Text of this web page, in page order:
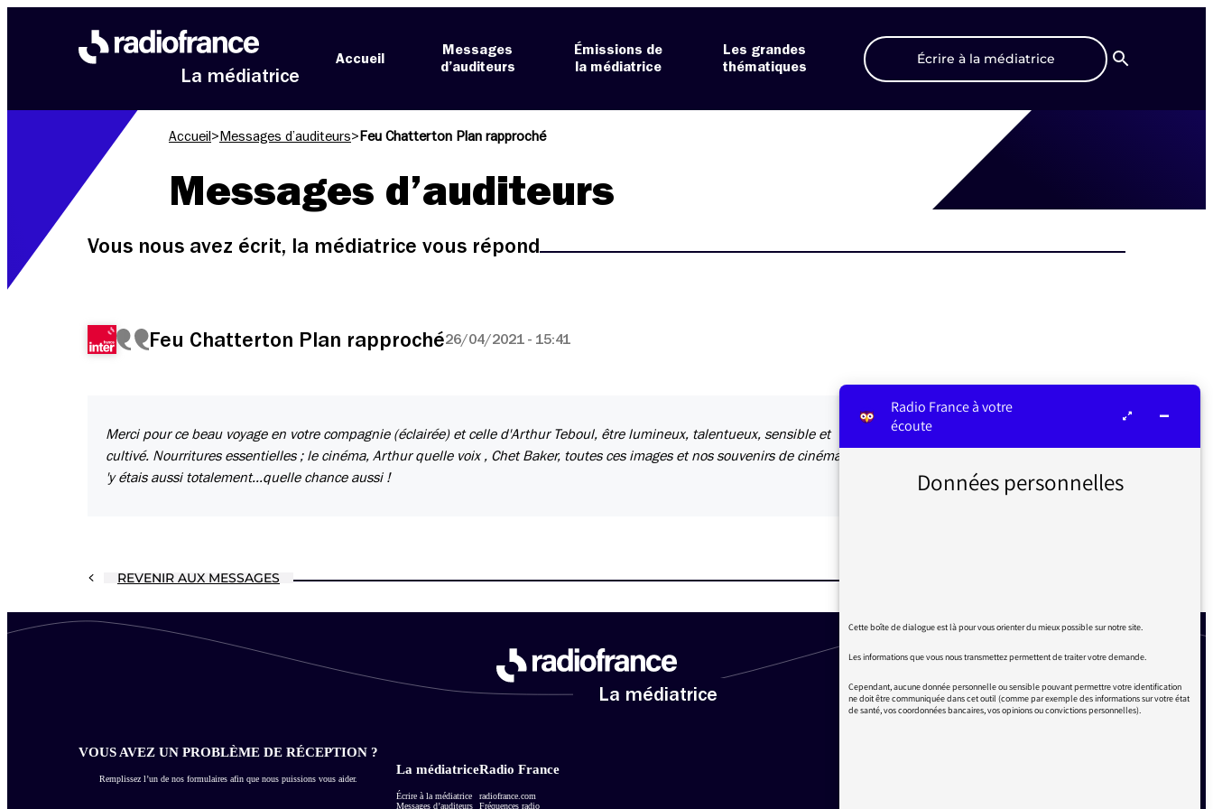
La médiatrice
Accueil
Messages
d’auditeurs
Émissions de
la médiatrice
Les grandes
thématiques
Écrire à la médiatrice
Recherche
Accueil > Messages d’auditeurs> Feu Chatterton Plan rapproché
Messages d’auditeurs
Vous nous avez écrit, la médiatrice vous répond
Feu Chatterton Plan rapproché26/04/2021 - 15:41
Merci pour ce beau voyage en votre compagnie (éclairée) et celle d'Arthur Teboul, être lumineux, talentueux, sensible et
cultivé. Nourritures essentielles ; le cinéma, Arthur quelle voix , Chet Baker, toutes ces images et nos souvenirs de cinéma. J
'y étais aussi totalement...quelle chance aussi !
REVENIR AUX MESSAGES
La médiatrice
VOUS AVEZ UN PROBLÈME DE RÉCEPTION ?
Remplissez l’un de nos formulaires afin que nous puissions vous aider.
La médiatrice
Écrire à la médiatrice
Messages d’auditeurs
Radio France
radiofrance.com
Fréquences radio
Radio France à votre
écoute
Données personnelles
Cette boîte de dialogue est là pour vous orienter du mieux possible sur notre site.
Les informations que vous nous transmettez permettent de traiter votre demande.
Cependant, aucune donnée personnelle ou sensible pouvant permettre votre identification
ne doit être communiquée dans cet outil (comme par exemple des informations sur votre état
de santé, vos coordonnées bancaires, vos opinions ou convictions personnelles).